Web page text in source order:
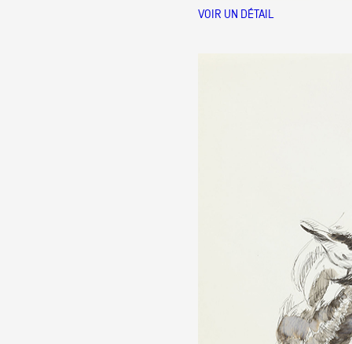
VOIR UN DÉTAIL